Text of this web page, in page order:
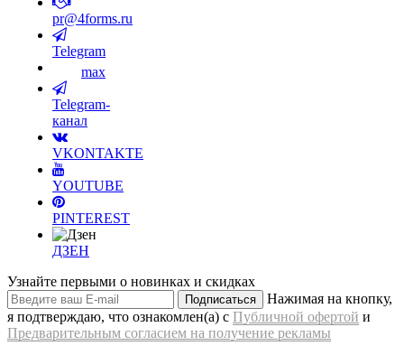
pr@4forms.ru
Telegram
max
Telegram-
канал
VKONTAKTE
YOUTUBE
PINTEREST
ДЗЕН
Узнайте первыми о новинках и скидках
Подписаться
Нажимая на кнопку,
я подтверждаю, что ознакомлен(а) с Публичной офертой и
Предварительным согласием на получение рекламы